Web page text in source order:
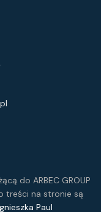
do ARBEC GROUP
treści na stronie są
Paul